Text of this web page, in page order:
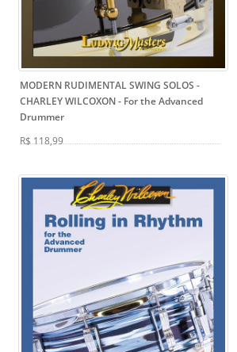
MODERN RUDIMENTAL SWING SOLOS -
CHARLEY WILCOXON- For the Advanced
Drummer
R$ 118,99